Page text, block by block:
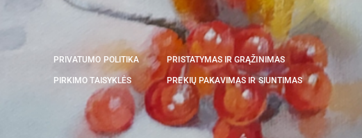
PRIVATUMO POLITIKA
PIRKIMO TAISYKLĖS
PRISTATYMAS IR GRĄŽINIMAS
PREKIŲ PAKAVIMAS IR SIUNTIMAS